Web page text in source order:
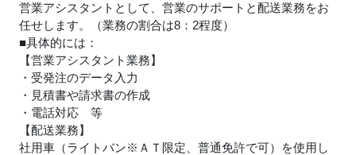
営業アシスタントとして、営業のサポートと配送業務をお
任せします。（業務の割合は8：2程度）
■具体的には：
【営業アシスタント業務】
・受発注のデータ入力
・見積書や請求書の作成
・電話対応 等
【配送業務】
社用車（ライトバン※ＡＴ限定、普通免許で可）を使用し